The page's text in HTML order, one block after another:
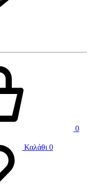
Καλάθι 0
0